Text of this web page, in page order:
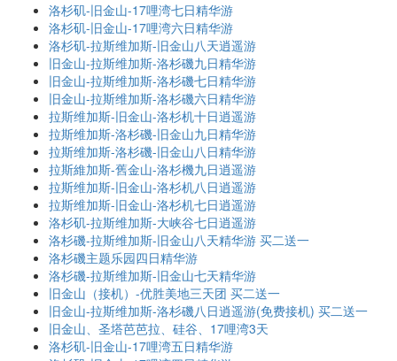
洛杉矶-旧金山-17哩湾七日精华游
洛杉矶-旧金山-17哩湾六日精华游
洛杉矶-拉斯维加斯-旧金山八天逍遥游
旧金山-拉斯维加斯-洛杉磯九日精华游
旧金山-拉斯维加斯-洛杉磯七日精华游
旧金山-拉斯维加斯-洛杉磯六日精华游
拉斯维加斯-旧金山-洛杉机十日逍遥游
拉斯维加斯-洛杉磯-旧金山九日精华游
拉斯维加斯-洛杉磯-旧金山八日精华游
拉斯維加斯-舊金山-洛杉機九日逍遥游
拉斯维加斯-旧金山-洛杉机八日逍遥游
拉斯维加斯-旧金山-洛杉机七日逍遥游
洛杉矶-拉斯维加斯-大峡谷七日逍遥游
洛杉磯-拉斯维加斯-旧金山八天精华游 买二送一
洛杉磯主题乐园四日精华游
洛杉磯-拉斯维加斯-旧金山七天精华游
旧金山（接机）-优胜美地三天团 买二送一
旧金山-拉斯维加斯-洛杉磯八日逍遥游(免费接机) 买二送一
旧金山、圣塔芭芭拉、硅谷、17哩湾3天
洛杉矶-旧金山-17哩湾五日精华游